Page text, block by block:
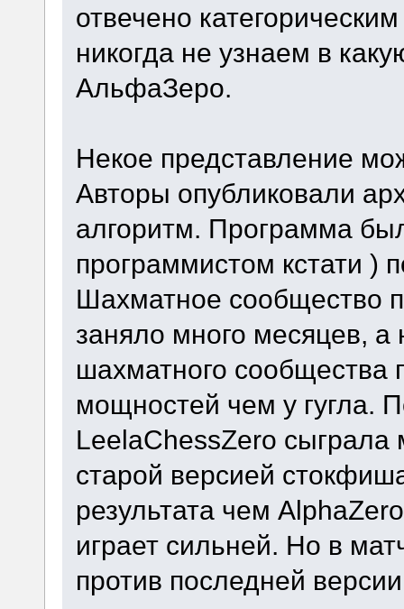
отвечено
никогда не узнаем в
АльфаЗеро.
Некое представление
Авторы опубликовали
алгоритм. Программа
программистом кстати )
Шахматное сообщество
заняло много месяцев, а
шахматного сообщества
мощностей чем у гугла.
LeelaChessZero сыграла
старой версией
результата чем
играет сильней. Но в
против последней